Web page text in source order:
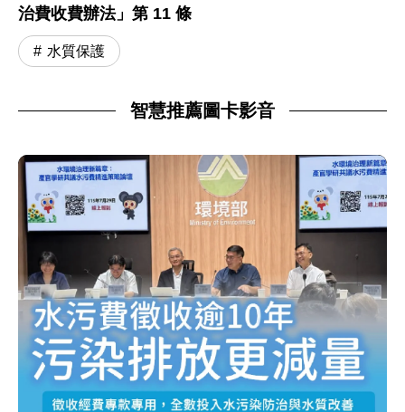
治費收費辦法」第 11 條
水質保護
智慧推薦圖卡影音